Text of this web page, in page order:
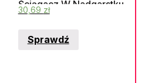
Ściągacz W Nadgarstku
30,69 zł
Sprawdź